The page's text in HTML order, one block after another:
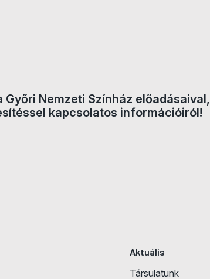
Győri Nemzeti Színház előadásaival,
kapcsolatos információiról!
Aktuális
Társulatunk